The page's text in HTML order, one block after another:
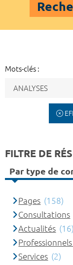
Mots-clés :
FILTRE DE
Par type de
Pages (158)
Consultations
Actualités (16)
Services (2)